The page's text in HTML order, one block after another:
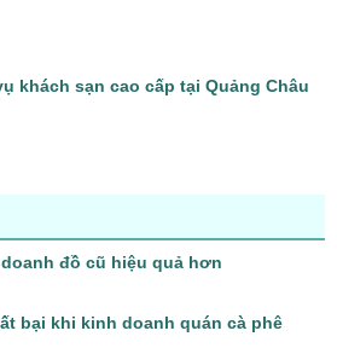
khách sạn cao cấp tại Quảng Châu
đồ cũ hiệu quả hơn
bại khi kinh doanh quán cà phê